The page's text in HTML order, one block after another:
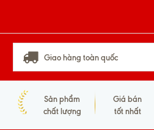
Giao hàng toàn quốc
Sản phẩm
chất lượng
Giá bán
tốt nhất